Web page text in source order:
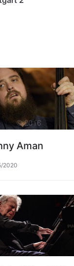
Aman
2020